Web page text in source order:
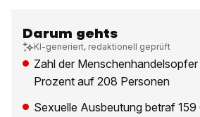
Darum gehts
KI-generiert, redaktionell geprüft
Zahl der Menschenhandelsopfer
Prozent auf 208 Personen
Sexuelle Ausbeutung betraf 159